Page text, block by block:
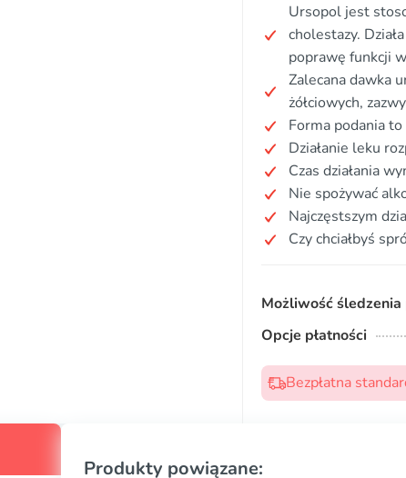
Ursopol jest
cholestazy.
poprawę funkcji
Zalecana dawka
żółciowych,
Forma podania
Działanie leku
Czas działania
Nie spożywać
Najczęstszym
Czy chciałbyś
Możliwość śledzenia
Opcje płatności
Bezpłatna
Produkty powiązane: